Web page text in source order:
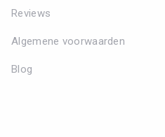
Reviews
Algemene voorwaarden
Blog